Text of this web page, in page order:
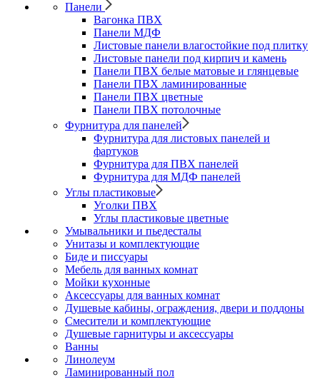
Панели
Вагонка ПВХ
Панели МДФ
Листовые панели влагостойкие под плитку
Листовые панели под кирпич и камень
Панели ПВХ белые матовые и глянцевые
Панели ПВХ ламинированные
Панели ПВХ цветные
Панели ПВХ потолочные
Фурнитура для панелей
Фурнитура для листовых панелей и
фартуков
Фурнитура для ПВХ панелей
Фурнитура для МДФ панелей
Углы пластиковые
Уголки ПВХ
Углы пластиковые цветные
Умывальники и пьедесталы
Унитазы и комплектующие
Биде и писсуары
Мебель для ванных комнат
Мойки кухонные
Аксессуары для ванных комнат
Душевые кабины, ограждения, двери и поддоны
Смесители и комплектующие
Душевые гарнитуры и аксессуары
Ванны
Линолеум
Ламинированный пол